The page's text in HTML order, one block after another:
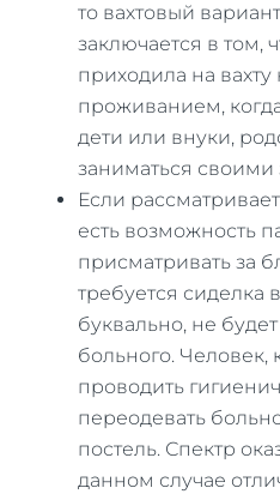
то вахтовый
заключается в том,
приходила на вахту
проживанием,
дети или внуки,
заниматься своими
Если
есть возможность
присматривать за
требуется сиделка
буквально, не
больного. Человек,
проводить
переодевать
постель. Спектр
данном случае